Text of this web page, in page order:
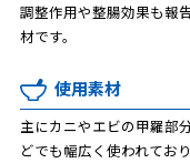
調整作用や整腸効果も報
材です。
使用素材
主にカニやエビの甲羅部
どでも幅広く使われてお